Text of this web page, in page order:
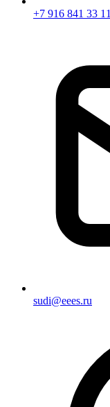
+7 916 841 33 11
sudi@eees.ru